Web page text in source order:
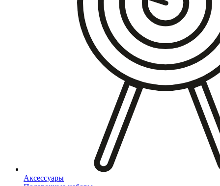
Аксессуары